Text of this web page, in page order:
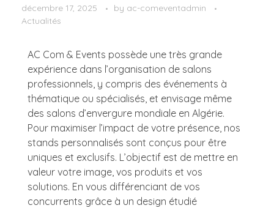
décembre 17, 2025 by ac-comeventadmin
Actualités
AC Com & Events possède une très grande
expérience dans l’organisation de salons
professionnels, y compris des événements à
thématique ou spécialisés, et envisage même
des salons d’envergure mondiale en Algérie.
Pour maximiser l’impact de votre présence, nos
stands personnalisés sont conçus pour être
uniques et exclusifs. L’objectif est de mettre en
valeur votre image, vos produits et vos
solutions. En vous différenciant de vos
concurrents grâce à un design étudié